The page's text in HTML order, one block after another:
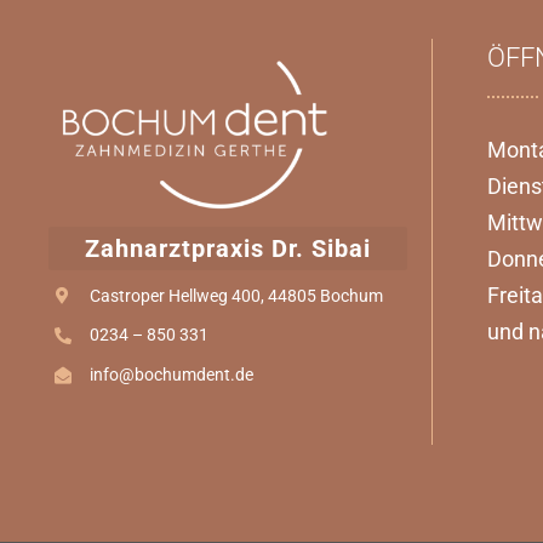
Zahnarztpraxis Dr. Sibai
Castroper Hellweg 400, 44805 Bochum
0234 – 850 331
info@bochumdent.de
und